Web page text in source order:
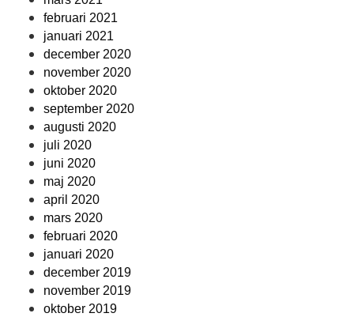
februari 2021
januari 2021
december 2020
november 2020
oktober 2020
september 2020
augusti 2020
juli 2020
juni 2020
maj 2020
april 2020
mars 2020
februari 2020
januari 2020
december 2019
november 2019
oktober 2019